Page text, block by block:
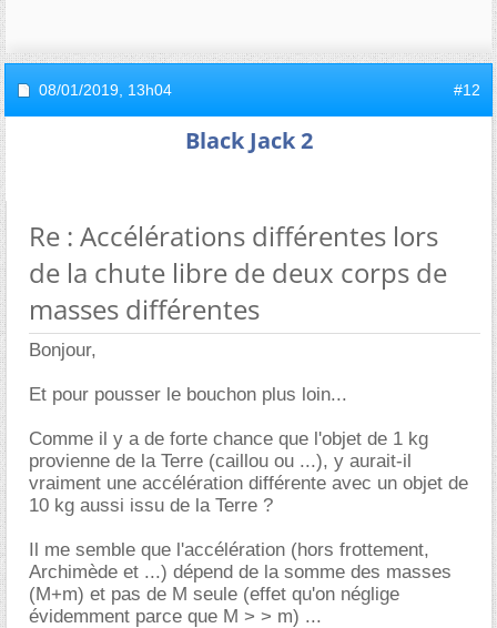
08/01/2019, 13h04 #12
Black Jack 2
Re : Accélérations différentes lors
de la chute libre de deux corps de
masses différentes
Bonjour,
Et pour pousser le bouchon plus loin...
Comme il y a de forte chance que l'objet de 1 kg
provienne de la Terre (caillou ou ...), y aurait-il
vraiment une accélération différente avec un objet de
10 kg aussi issu de la Terre ?
Il me semble que l'accélération (hors frottement,
Archimède et ...) dépend de la somme des masses
(M+m) et pas de M seule (effet qu'on néglige
évidemment parce que M > > m) ...